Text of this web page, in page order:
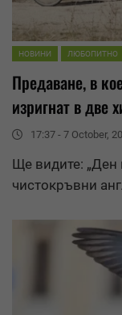
НОВИНИ ЛЮБОПИТНО
Предаване, в
изригнат в две
17:37 - 7 October,
Ще видите: „Ден
чистокръвни